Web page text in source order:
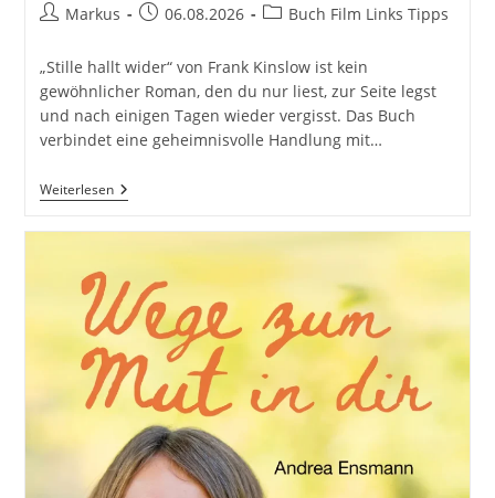
Beitrags-
Markus
Beitrag06.08.2026
Beitrags-
Buch Film Links Tipps
„Stille hallt wider“ von Frank Kinslow ist kein
gewöhnlicher Roman, den du nur liest, zur Seite legst
und nach einigen Tagen wieder vergisst. Das Buch
verbindet eine geheimnisvolle Handlung mit…
WeiterlesenStille
Hallt
Der
Dein
Bewusstsein
Verändert
Von
Frank
Kinslow